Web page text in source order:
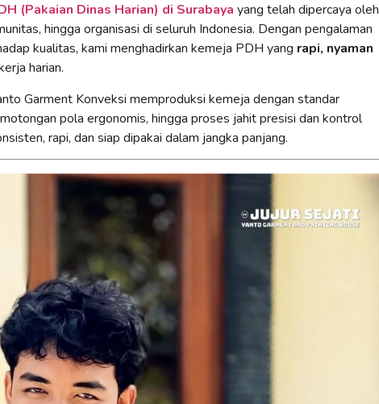
(Pakaian Dinas Harian) di Surabaya yang telah dipercaya oleh
hingga organisasi di seluruh Indonesia. Dengan pengalaman
kualitas, kami menghadirkan kemeja PDH yang rapi, nyaman
harian.
Garment Konveksi memproduksi kemeja dengan standar
pola ergonomis, hingga proses jahit presisi dan kontrol
rapi, dan siap dipakai dalam jangka panjang.